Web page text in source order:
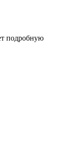
подробную